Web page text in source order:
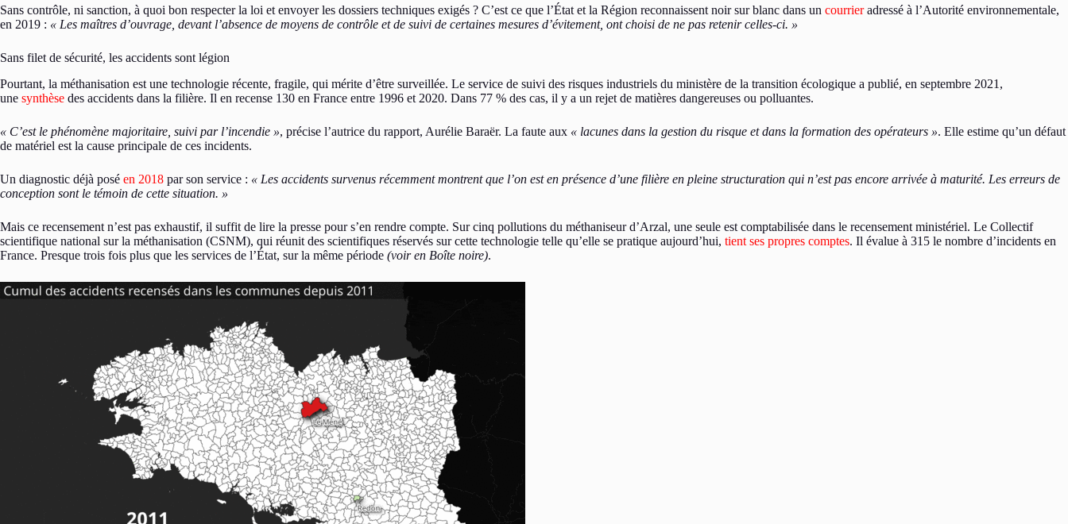
Sans contrôle, ni sanction, à quoi bon respecter la loi et envoyer les dossiers techniques exigés ? C’est ce que l’État et la Région reconnaissent noir sur blanc dans un courrieradressé à l’Autorité environnementale,
en 2019 : « Les maîtres d’ouvrage, devant l’absence de moyens de contrôle et de suivi de certaines mesures d’évitement, ont choisi de ne pas retenir celles-ci. »
Sans filet de sécurité, les accidents sont légion
Pourtant, la méthanisation est une technologie récente, fragile, qui mérite d’être surveillée. Le service de suivi des risques industriels du ministère de la transition écologique a publié, en septembre 2021,
une synthèse des accidents dans la filière. Il en recense 130 en France entre 1996 et 2020. Dans 77 % des cas, il y a un rejet de matières dangereuses ou polluantes.
« C’est le phénomène majoritaire, suivi par l’incendie », précise l’autrice du rapport, Aurélie Baraër. La faute aux « lacunes dans la gestion du risque et dans la formation des opérateurs ». Elle estime qu’un défaut
de matériel est la cause principale de ces incidents.
Un diagnostic déjà posé en 2018 par son service : « Les accidents survenus récemment montrent que l’on est en présence d’une filière en pleine structuration qui n’est pas encore arrivée à maturité. Les erreurs de
conception sont le témoin de cette situation. »
Mais ce recensement n’est pas exhaustif, il suffit de lire la presse pour s’en rendre compte. Sur cinq pollutions du méthaniseur d’Arzal, une seule est comptabilisée dans le recensement ministériel. Le Collectif
scientifique national sur la méthanisation (CSNM), qui réunit des scientifiques réservés sur cette technologie telle qu’elle se pratique aujourd’hui, tient ses propres comptes. Il évalue à 315 le nombre d’incidents en
France. Presque trois fois plus que les services de l’État, sur la même période (voir en Boîte noire).